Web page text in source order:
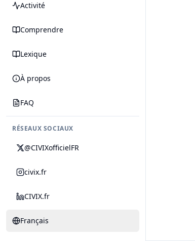
Activité
Comprendre
Lexique
À propos
FAQ
RÉSEAUX SOCIAUX
@CIVIXofficielFR
civix.fr
CIVIX.fr
Français